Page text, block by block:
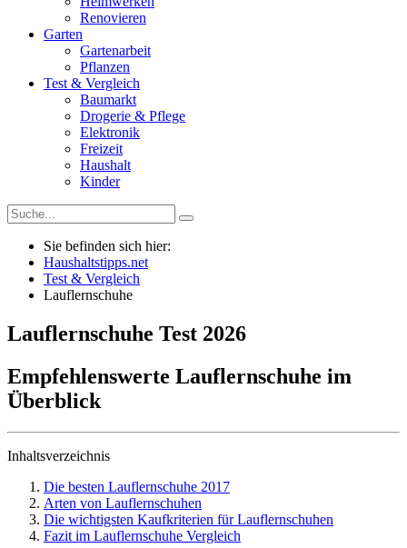
Renovieren
Garten
Gartenarbeit
Pflanzen
Test & Vergleich
Baumarkt
Drogerie & Pflege
Elektronik
Freizeit
Haushalt
Kinder
Sie befinden sich hier:
Haushaltstipps.net
Test & Vergleich
Lauflernschuhe
Lauflernschuhe Test 2026
Empfehlenswerte Lauflernschuhe im
Überblick
Inhaltsverzeichnis
Die besten Lauflernschuhe 2017
Arten von Lauflernschuhen
Die wichtigsten Kaufkriterien für Lauflernschuhen
Fazit im Lauflernschuhe Vergleich